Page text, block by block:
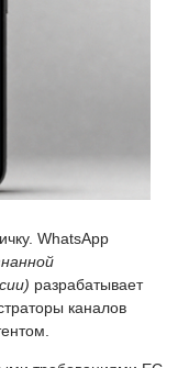
WhatsApp
разрабатывает
каналов